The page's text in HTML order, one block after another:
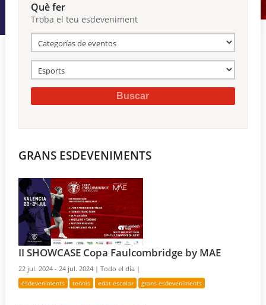
Reserves
Què fer
Troba el teu esdeveniment
GRANS ESDEVENIMENTS
II SHOWCASE Copa Faulcombridge by MAE
22 jul. 2024 - 24 jul. 2024 |Todo el día |
esdeveniments tennis edat escolar grans esdeveniments